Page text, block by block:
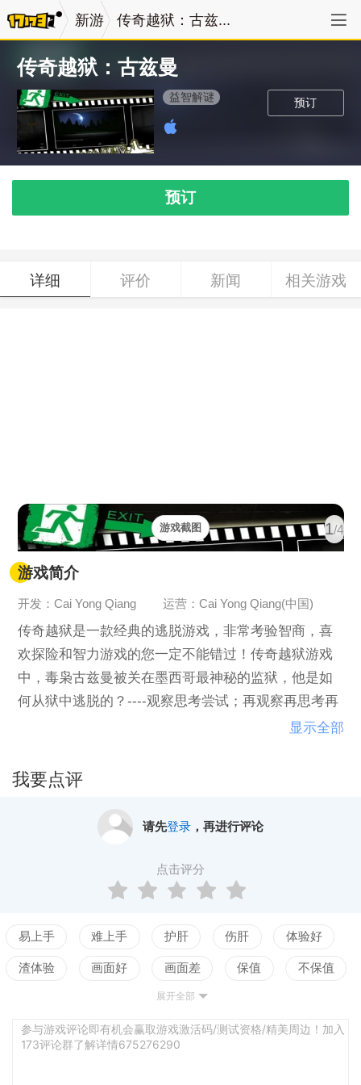
新游 传奇越狱：古兹...
传奇越狱：古兹曼
预订
益智解谜
预订
详细 评价 新闻 相关游戏
1/4
游戏截图
游戏简介
开发：Cai Yong Qiang 运营：Cai Yong Qiang(中国)
传奇越狱是一款经典的逃脱游戏，非常考验智商，喜
欢探险和智力游戏的您一定不能错过！传奇越狱游戏
中，毒枭古兹曼被关在墨西哥最神秘的监狱，他是如
何从狱中逃脱的？----观察思考尝试；再观察再思考再
显示全部
我要点评
请先登录，再进行评论
点击评分
易上手 难上手 护肝 伤肝 体验好
渣体验 画面好 画面差 保值 不保值
测试
谜题出彩 谜题无趣 叙事佳 叙事差
展开全部
参与游戏评论即有机会赢取游戏激活码/测试资格/精美周边！加入
173评论群了解详情675276290